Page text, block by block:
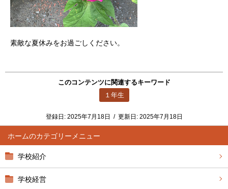
ホーム
学校紹介
学校経営
素敵な夏休みをお過ごしください。
このコンテンツに関連するキーワード
１年生
登録日: 2025年7月18日 / 更新日: 2025年7月18日